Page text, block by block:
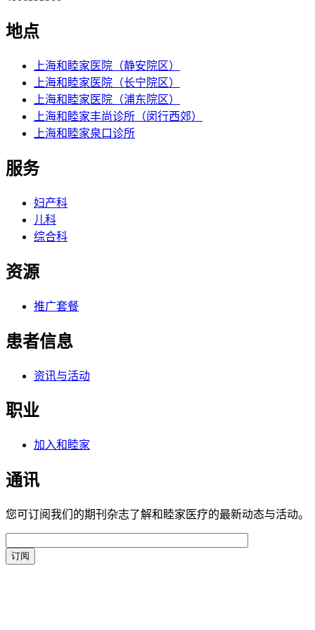
地点
上海和睦家医院（静安院区）
上海和睦家医院（长宁院区）
上海和睦家医院（浦东院区）
上海和睦家丰尚诊所（闵行西郊）
上海和睦家泉口诊所
服务
妇产科
儿科
综合科
资源
推广套餐
患者信息
资讯与活动
职业
加入和睦家
通讯
您可订阅我们的期刊杂志了解和睦家医疗的最新动态与活动。